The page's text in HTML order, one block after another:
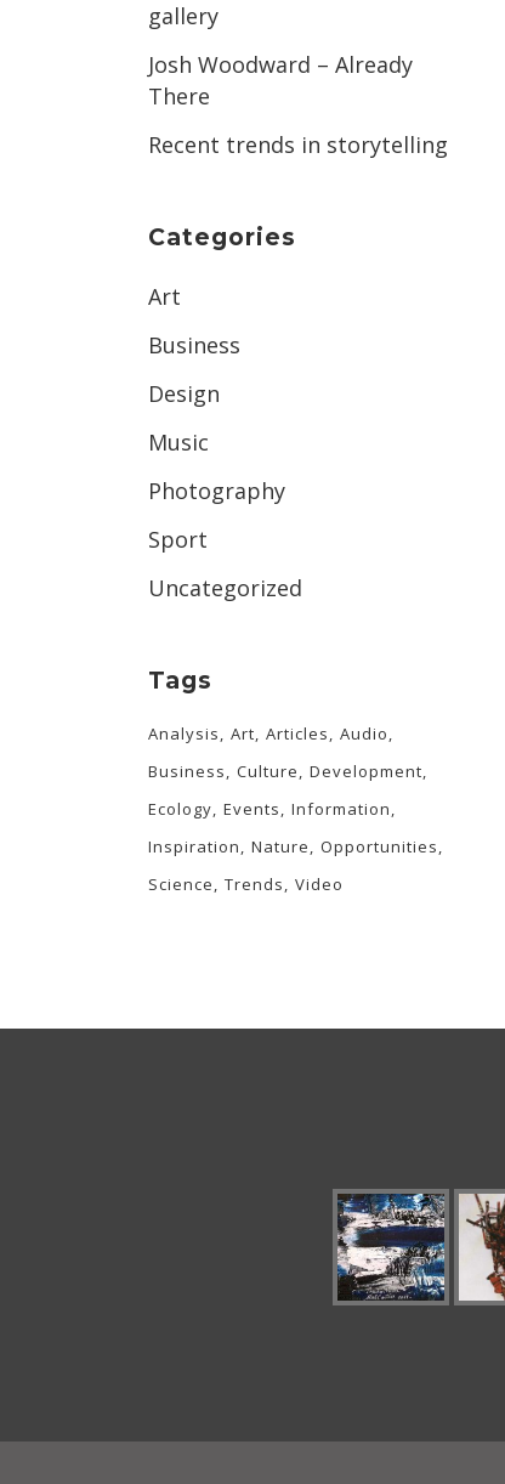
gallery
Josh Woodward – Already
There
Recent trends in storytelling
Categories
Art
Business
Design
Music
Photography
Sport
Uncategorized
Tags
Analysis Art Articles
Audio
Business
Culture
Development
Ecology Events
Information
Inspiration
Nature
Opportunities
Science
Trends Video